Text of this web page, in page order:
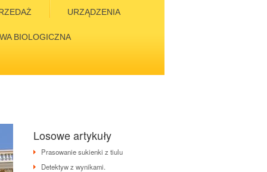
URZĄDZENIA
BIOLOGICZNA
Losowe artykuły
Prasowanie sukienki z tiulu
Detektyw z wynikami.